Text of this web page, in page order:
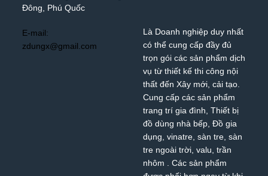
Đông, Phú Quốc
E-mail:
zdungx@gmail.com
Là Doanh nghiệp duy nhất
có thể cung cấp đầy đủ
trọn gói các sản phẩm dịch
vụ từ thiết kế thi công nội
thất đến Xây mới, cải tạo.
Cung cấp các sản phẩm
trang trí gia đình, Thiết bị
đồ dùng nhà bếp, Đồ gia
dụng, vinatre sàn tre sàn
tre ngoài trời valu trần
nhôm . Các sản phẩm